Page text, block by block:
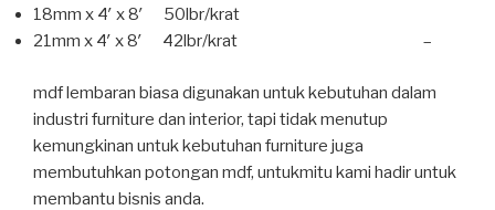
18mm x 4′ x 8′ 50lbr/krat
21mm x 4′ x 8′ 42lbr/krat –
mdf lembaran biasa digunakan untuk kebutuhan dalam
industri furniture dan interior, tapi tidak menutup
kemungkinan untuk kebutuhan furniture juga
membutuhkan potongan mdf, untukmitu kami hadir untuk
membantu bisnis anda.